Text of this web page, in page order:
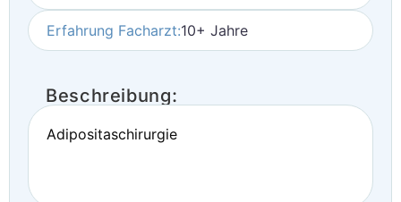
Erfahrung Facharzt:10+ Jahre
Beschreibung:
Adipositaschirurgie